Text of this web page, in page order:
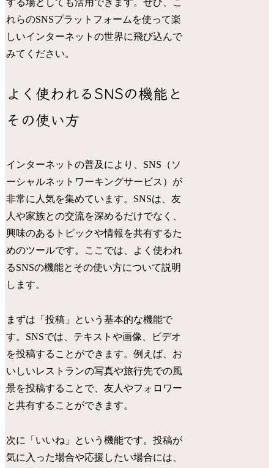
れらのSNSプラットフォームを使って楽
しいインターネットの世界に飛び込んで
みてください。
よく使われるSNSの機能と
その使い方
インターネットの普及により、SNS（ソ
ーシャルネットワーキングサービス）が
非常に人気を集めています。SNSは、友
人や家族との交流を深めるだけでなく、
興味のあるトピックや情報を共有するた
めのツールです。ここでは、よく使われ
るSNSの機能とその使い方について説明
します。
まずは「投稿」という基本的な機能で
す。SNSでは、テキストや画像、ビデオ
を投稿することができます。例えば、お
いしいレストランの写真や旅行先での風
景を投稿することで、友人やフォロワー
と共有することができます。
次に「いいね」という機能です。投稿が
気に入った場合や応援したい場合には、